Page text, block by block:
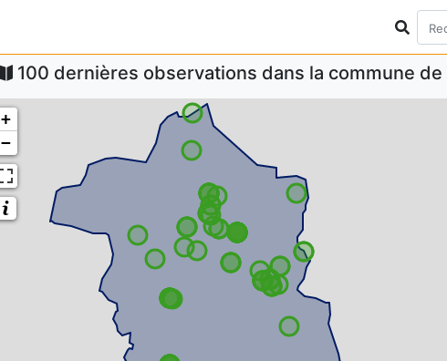
100 dernières observations dans la commune de
+
−